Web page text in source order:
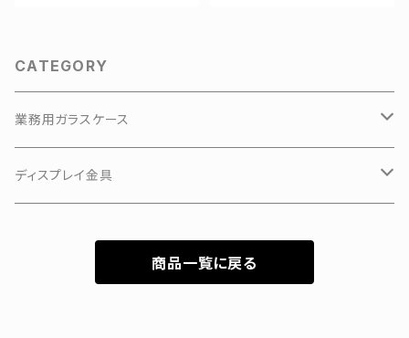
CATEGORY
業務用ガラスケース
KKKアルミアップケース
カラーフレーム3Hガラスショーケース
ディスプレイ金具
商品一覧に戻る